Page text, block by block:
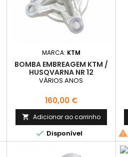
MARCA: KTM
BOMBA EMBREAGEM KTM /
HUSQVARNA NR 12
VÁRIOS ANOS
Preço
160,00 €
 Adicionar ao carrinho
 Disponível 